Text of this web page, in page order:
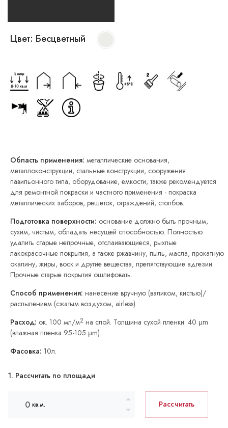
Цвет: Бесцветный
Область применения: металлические основания,
металлоконструкции, стальные конструкции, сооружения
павильонного типа, оборудование, емкости, также рекомендуется
для ремонтной покраски и частного применения - покраска
металлических заборов, решеток, ограждений, столбов.
Подготовка поверхности: основание должно быть прочным,
сухим, чистым, обладать несущей способностью. Полностью
удалить старые непрочные, отслаивающиеся, рыхлые
лакокрасочные покрытия, а также ржавчину, пыль, масла, прокатную
окалину, жиры, воск и другие вещества, препятствующие адгезии.
Прочные старые покрытия ошлифовать.
Способ применения: нанесение вручную (валиком, кистью)/
распылением (сжатым воздухом, airless).
Расход: ок. 100 мл/м2 на слой. Толщина сухой пленки: 40 μm
(влажная пленка 95-105 μm).
Фасовка: 10л.
1. Рассчитать по площади
кв.м. Рассчитать